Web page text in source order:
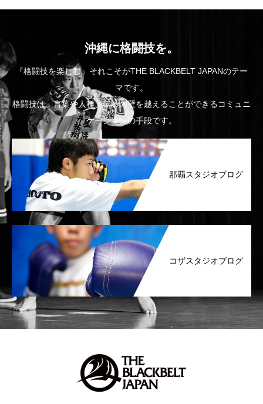
沖縄に格闘技を。
『格闘技を楽しむ』それこそがTHE BLACKBELT JAPANのテー
マです。
格闘技は、言葉や人種、年齢の壁を越えることができるコミュニ
ケーションの手段です。
那覇スタジオブログ
コザスタジオブログ